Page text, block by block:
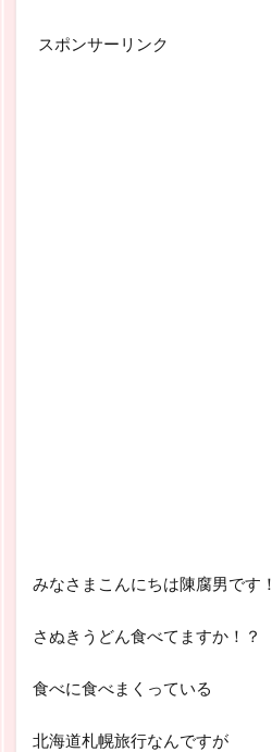
スポンサーリンク
みなさまこんにちは陳腐男です！
さぬきうどん食べてますか！？
食べに食べまくっている
北海道札幌旅行なんですが